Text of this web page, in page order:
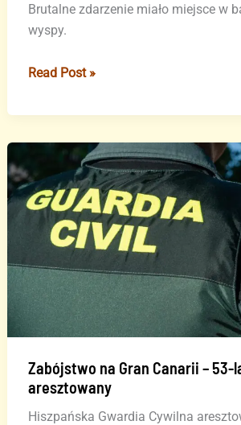
Brutalne zdarzenie miało miejsce w
wyspy.
Krwawy
w
Lanzarote
–
trzech
napastników
Read Post »
Zabójstwo na Gran Canarii – 53-
aresztowany
Hiszpańska Gwardia Cywilna